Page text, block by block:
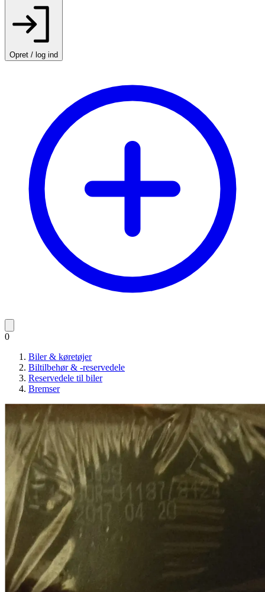
Opret / log ind
0
Biler & køretøjer
Biltilbehør & -reservedele
Reservedele til biler
Bremser